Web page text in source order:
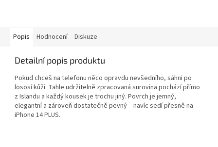
Popis Hodnocení Diskuze
Detailní popis produktu
Pokud chceš na telefonu něco opravdu nevšedního, sáhni po
lososí kůži. Tahle udržitelně zpracovaná surovina pochází přímo
z Islandu a každý kousek je trochu jiný. Povrch je jemný,
elegantní a zároveň dostatečně pevný – navíc sedí přesně na
iPhone 14 PLUS.